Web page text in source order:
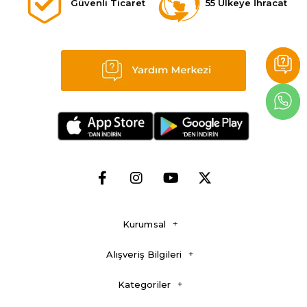
Güvenli Ticaret 55 Ülkeye İhracat
Kurumsal
Alışveriş Bilgileri
Kategoriler